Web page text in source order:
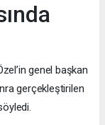
genel başkan
gerçekleştirilen